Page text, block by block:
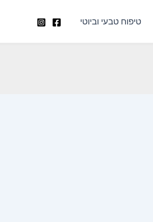
טיפוח טבעי וביוטי